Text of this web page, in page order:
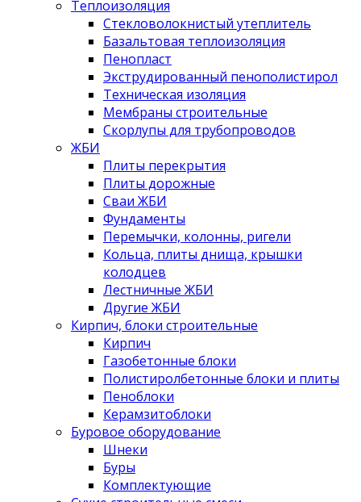
Теплоизоляция
Стекловолокнистый утеплитель
Базальтовая теплоизоляция
Пенопласт
Экструдированный пенополистирол
Техническая изоляция
Мембраны строительные
Скорлупы для трубопроводов
ЖБИ
Плиты перекрытия
Плиты дорожные
Сваи ЖБИ
Фундаменты
Перемычки, колонны, ригели
Кольца, плиты днища, крышки
колодцев
Лестничные ЖБИ
Другие ЖБИ
Кирпич, блоки строительные
Кирпич
Газобетонные блоки
Полистиролбетонные блоки и плиты
Пеноблоки
Керамзитоблоки
Буровое оборудование
Шнеки
Буры
Комплектующие